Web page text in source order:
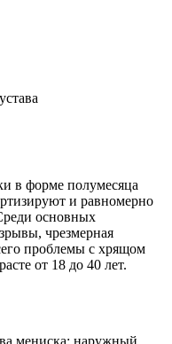
в форме полумесяца
и равномерно
основных
чрезмерная
проблемы с хрящом
от 18 до 40 лет.
мениска: наружный